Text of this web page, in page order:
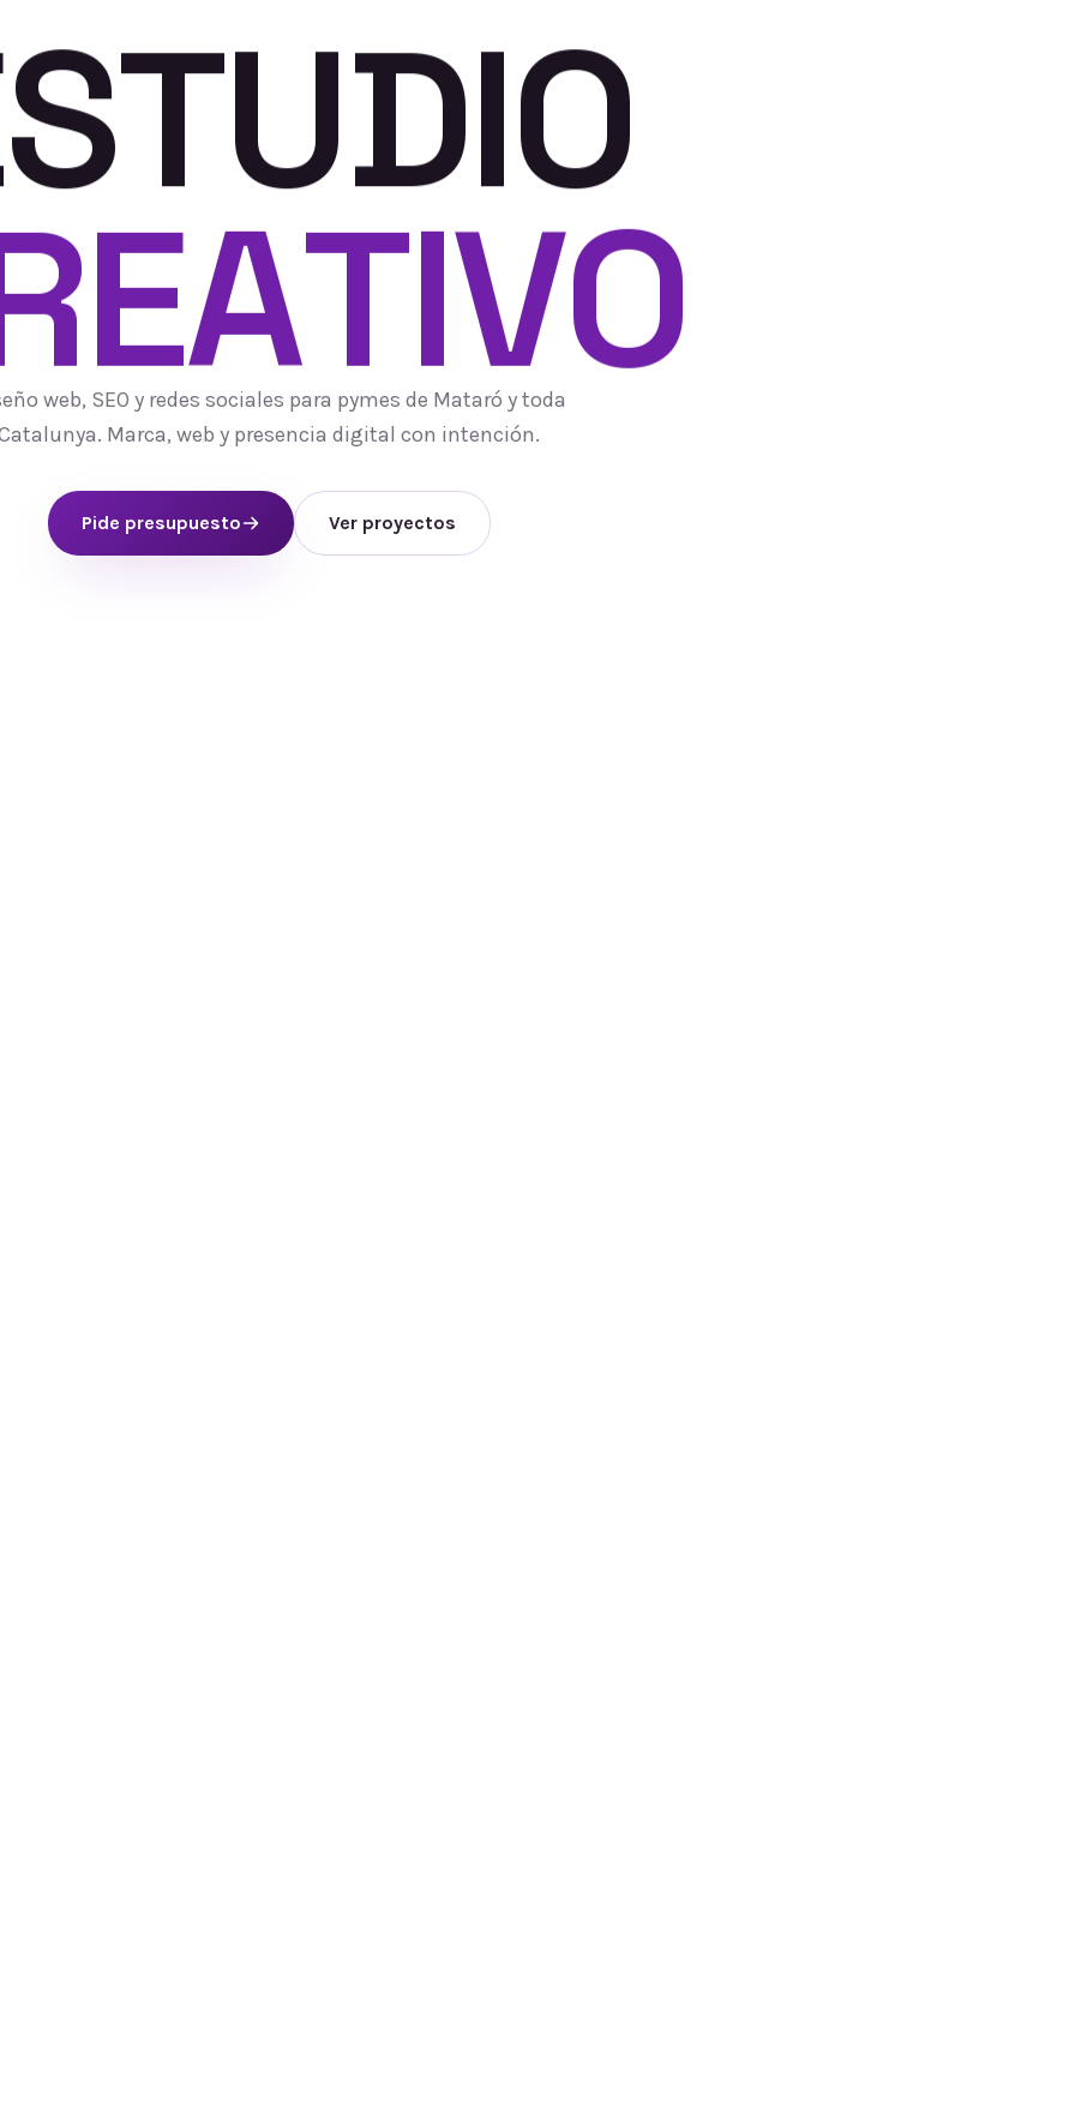
STUDIO
EATIVO
web, SEO y redes sociales para pymes de Mataró y toda
Marca, web y presencia digital con intención.
Pide presupuesto Ver proyectos